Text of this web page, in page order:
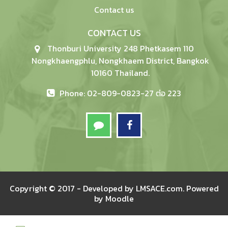
Contact us
CONTACT US
Thonburi University 248 Phetkasem 110
Nongkhaengphlu, Nongkhaem District, Bangkok
10160 Thailand.
Phone: 02-809-0823-27 ต่อ 223
Copyright © 2017 - Developed by LMSACE.com. Powered
by Moodle